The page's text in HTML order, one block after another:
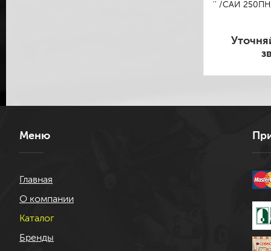
'' /САИ
Меню
Главная
О компании
Каталог
Бренды